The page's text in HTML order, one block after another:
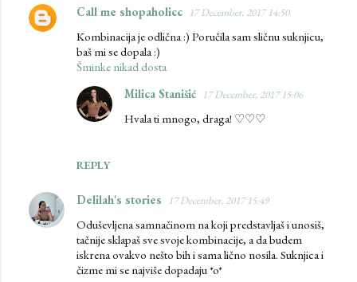
Call me shopaholicc 17 December, 2017 14:50
Kombinacija je odlična :) Poručila sam sličnu suknjicu,
baš mi se dopala :)
Šminke nikad dosta
REPLY
Milica Stanišić 17 December, 2017 15:06
Hvala ti mnogo, draga! ♡♡♡
Delilah's stories 17 December, 2017 15:49
Oduševljena samnačinom na koji predstavljaš i unosiš,
tačnije sklapaš sve svoje kombinacije, a da budem
iskrena ovakvo nešto bih i sama lično nosila. Suknjica i
čizme mi se najviše dopadaju *o*